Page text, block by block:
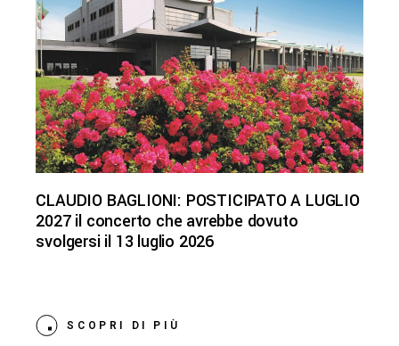
CLAUDIO BAGLIONI: POSTICIPATO A LUGLIO
2027 il concerto che avrebbe dovuto
svolgersi il 13 luglio 2026
SCOPRI DI PIÙ